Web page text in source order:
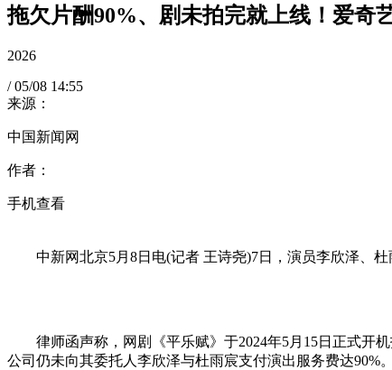
拖欠片酬90%、剧未拍完就上线！爱奇
2026
/ 05/08 14:55
来源：
中国新闻网
作者：
手机查看
中新网北京5月8日电(记者 王诗尧)7日，演员李欣泽、杜
律师函声称，网剧《平乐赋》于2024年5月15日正式开机
公司仍未向其委托人李欣泽与杜雨宸支付演出服务费达90%。